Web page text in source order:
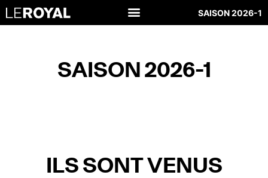
SAISON 2026-1
SAISON 2026-1
ILS SONT VENUS